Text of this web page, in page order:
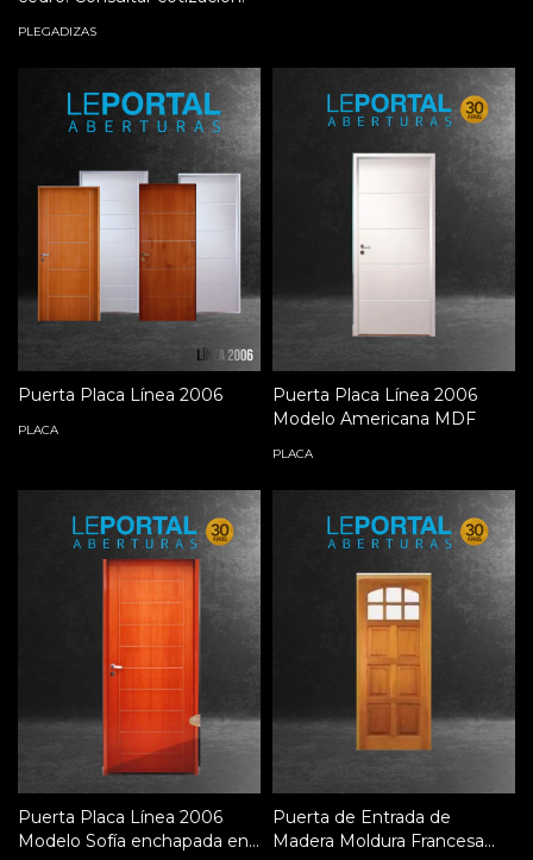
PLEGADIZAS
Puerta Placa Línea 2006
PLACA
Puerta Placa Línea 2006
Modelo Americana MDF
PLACA
Puerta Placa Línea 2006
Modelo Sofía enchapada en
Puerta de Entrada de
Madera Moldura Francesa